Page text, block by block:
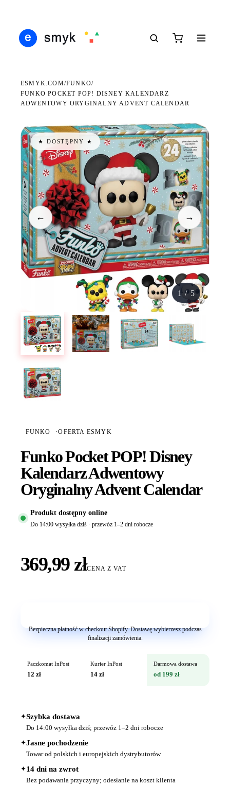
ESMYK.COM/FUNKO/
FUNKO POCKET POP! DISNEY KALENDARZ
ADWENTOWY ORYGINALNY ADVENT CALENDAR
★ DOSTĘPNY ★
← →
1/5
FUNKO ·OFERTA ESMYK
Funko Pocket POP! Disney
Kalendarz Adwentowy
Oryginalny Advent Calendar
Produkt dostępny online
Do 14:00 wysyłka dziś · przewóz 1–2 dni robocze
369,99 złCENA Z VAT
Bezpieczna płatność w checkout Shopify. Dostawę wybierzesz podczas
finalizacji zamówienia.
Paczkomat InPost
12 zł
Kurier InPost
14 zł
Darmowa dostawa
od 199 zł
✦Szybka dostawa
Do 14:00 wysyłka dziś; przewóz 1–2 dni robocze
✦Jasne pochodzenie
Towar od polskich i europejskich dystrybutorów
✦14 dni na zwrot
Bez podawania przyczyny; odesłanie na koszt klienta